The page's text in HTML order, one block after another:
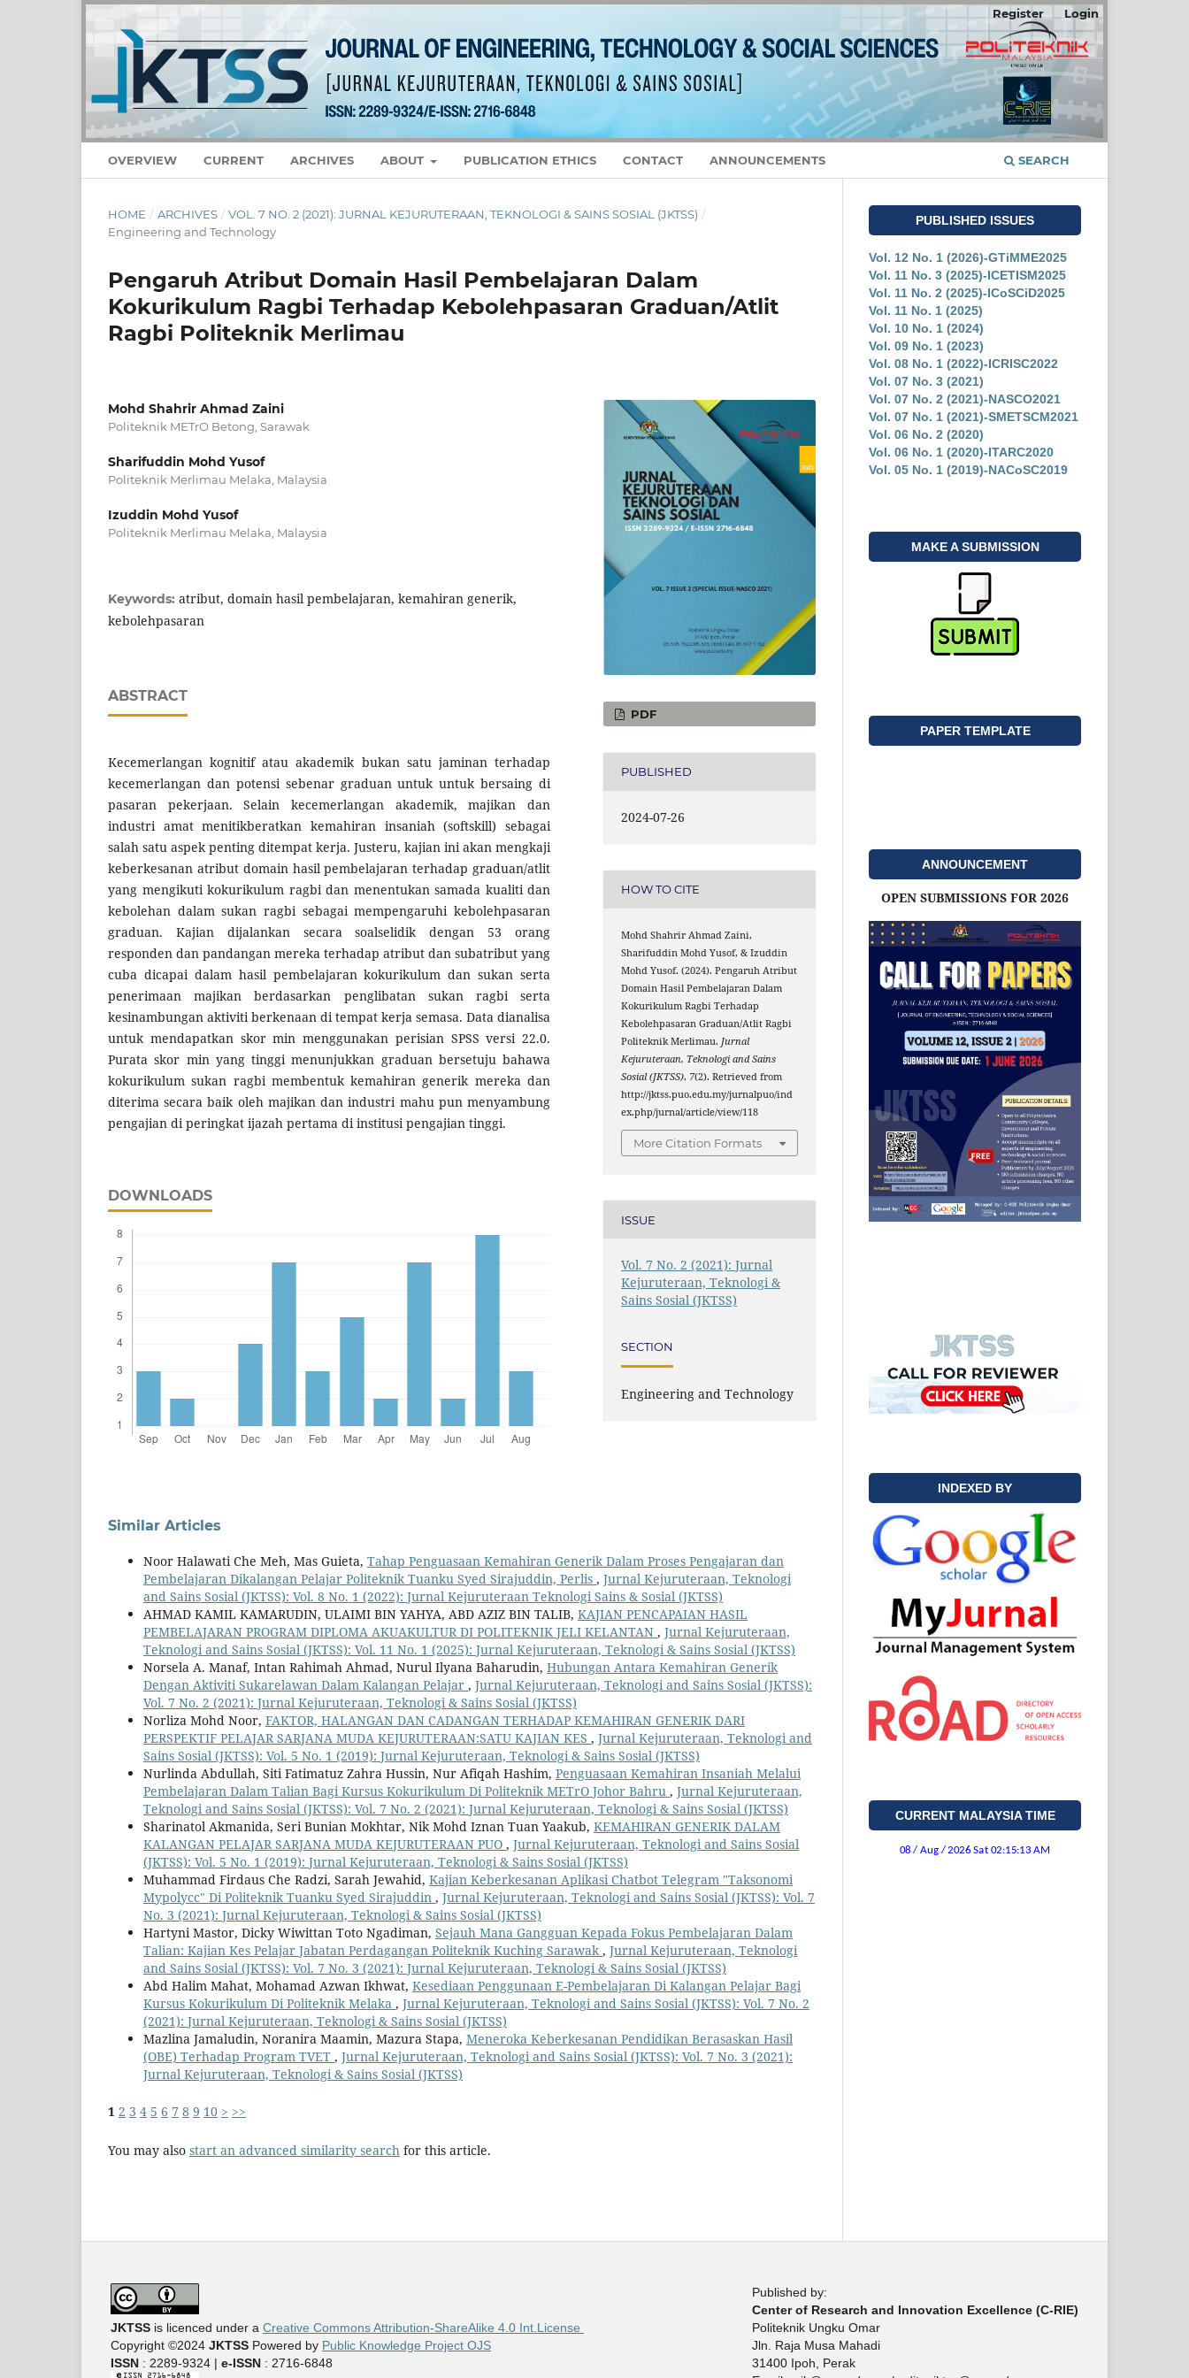
OVERVIEW CURRENT ARCHIVES ABOUT PUBLICATION ETHICS CONTACT ANNOUNCEMENTS SEARCH
Register Login
HOME / ARCHIVES / VOL. 7 NO. 2 (2021): JURNAL KEJURUTERAAN, TEKNOLOGI & SAINS SOSIAL (JKTSS) /
Engineering and Technology
Pengaruh Atribut Domain Hasil Pembelajaran Dalam
Kokurikulum Ragbi Terhadap Kebolehpasaran Graduan/Atlit
Ragbi Politeknik Merlimau
Mohd Shahrir Ahmad Zaini
Politeknik METrO Betong, Sarawak
Sharifuddin Mohd Yusof
Politeknik Merlimau Melaka, Malaysia
Izuddin Mohd Yusof
Politeknik Merlimau Melaka, Malaysia
Keywords: atribut, domain hasil pembelajaran, kemahiran generik,
kebolehpasaran
ABSTRACT
Kecemerlangan kognitif atau akademik bukan satu jaminan terhadap
kecemerlangan dan potensi sebenar graduan untuk untuk bersaing di
pasaran pekerjaan. Selain kecemerlangan akademik, majikan dan
industri amat menitikberatkan kemahiran insaniah (softskill) sebagai
salah satu aspek penting ditempat kerja. Justeru, kajian ini akan mengkaji
keberkesanan atribut domain hasil pembelajaran terhadap graduan/atlit
yang mengikuti kokurikulum ragbi dan menentukan samada kualiti dan
kebolehan dalam sukan ragbi sebagai mempengaruhi kebolehpasaran
graduan. Kajian dijalankan secara soalselidik dengan 53 orang
responden dan pandangan mereka terhadap atribut dan subatribut yang
cuba dicapai dalam hasil pembelajaran kokurikulum dan sukan serta
penerimaan majikan berdasarkan penglibatan sukan ragbi serta
kesinambungan aktiviti berkenaan di tempat kerja semasa. Data dianalisa
untuk mendapatkan skor min menggunakan perisian SPSS versi 22.0.
Purata skor min yang tinggi menunjukkan graduan bersetuju bahawa
kokurikulum sukan ragbi membentuk kemahiran generik mereka dan
diterima secara baik oleh majikan dan industri mahu pun menyambung
pengajian di peringkat ijazah pertama di institusi pengajian tinggi.
DOWNLOADS
PDF
PUBLISHED
2024-07-26
HOW TO CITE
Mohd Shahrir Ahmad Zaini,
Sharifuddin Mohd Yusof, & Izuddin
Mohd Yusof. (2024). Pengaruh Atribut
Domain Hasil Pembelajaran Dalam
Kokurikulum Ragbi Terhadap
Kebolehpasaran Graduan/Atlit Ragbi
Politeknik Merlimau. Jurnal
Kejuruteraan, Teknologi and Sains
Sosial (JKTSS), 7(2). Retrieved from
http://jktss.puo.edu.my/jurnalpuo/ind
ex.php/jurnal/article/view/118
More Citation Formats
ISSUE
Vol. 7 No. 2 (2021): Jurnal
Kejuruteraan, Teknologi &
Sains Sosial (JKTSS)
SECTION
Engineering and Technology
Similar Articles
Noor Halawati Che Meh, Mas Guieta, Tahap Penguasaan Kemahiran Generik Dalam Proses Pengajaran dan
Pembelajaran Dikalangan Pelajar Politeknik Tuanku Syed Sirajuddin, Perlis , Jurnal Kejuruteraan, Teknologi
and Sains Sosial (JKTSS): Vol. 8 No. 1 (2022): Jurnal Kejuruteraan Teknologi Sains & Sosial (JKTSS)
AHMAD KAMIL KAMARUDIN, ULAIMI BIN YAHYA, ABD AZIZ BIN TALIB, KAJIAN PENCAPAIAN HASIL
PEMBELAJARAN PROGRAM DIPLOMA AKUAKULTUR DI POLITEKNIK JELI KELANTAN , Jurnal Kejuruteraan,
Teknologi and Sains Sosial (JKTSS): Vol. 11 No. 1 (2025): Jurnal Kejuruteraan, Teknologi & Sains Sosial (JKTSS)
Norsela A. Manaf, Intan Rahimah Ahmad, Nurul Ilyana Baharudin, Hubungan Antara Kemahiran Generik
Dengan Aktiviti Sukarelawan Dalam Kalangan Pelajar , Jurnal Kejuruteraan, Teknologi and Sains Sosial (JKTSS):
Vol. 7 No. 2 (2021): Jurnal Kejuruteraan, Teknologi & Sains Sosial (JKTSS)
Norliza Mohd Noor, FAKTOR, HALANGAN DAN CADANGAN TERHADAP KEMAHIRAN GENERIK DARI
PERSPEKTIF PELAJAR SARJANA MUDA KEJURUTERAAN:SATU KAJIAN KES , Jurnal Kejuruteraan, Teknologi and
Sains Sosial (JKTSS): Vol. 5 No. 1 (2019): Jurnal Kejuruteraan, Teknologi & Sains Sosial (JKTSS)
Nurlinda Abdullah, Siti Fatimatuz Zahra Hussin, Nur Afiqah Hashim, Penguasaan Kemahiran Insaniah Melalui
Pembelajaran Dalam Talian Bagi Kursus Kokurikulum Di Politeknik METrO Johor Bahru , Jurnal Kejuruteraan,
Teknologi and Sains Sosial (JKTSS): Vol. 7 No. 2 (2021): Jurnal Kejuruteraan, Teknologi & Sains Sosial (JKTSS)
Sharinatol Akmanida, Seri Bunian Mokhtar, Nik Mohd Iznan Tuan Yaakub, KEMAHIRAN GENERIK DALAM
KALANGAN PELAJAR SARJANA MUDA KEJURUTERAAN PUO , Jurnal Kejuruteraan, Teknologi and Sains Sosial
(JKTSS): Vol. 5 No. 1 (2019): Jurnal Kejuruteraan, Teknologi & Sains Sosial (JKTSS)
Muhammad Firdaus Che Radzi, Sarah Jewahid, Kajian Keberkesanan Aplikasi Chatbot Telegram "Taksonomi
Mypolycc" Di Politeknik Tuanku Syed Sirajuddin , Jurnal Kejuruteraan, Teknologi and Sains Sosial (JKTSS): Vol. 7
No. 3 (2021): Jurnal Kejuruteraan, Teknologi & Sains Sosial (JKTSS)
Hartyni Mastor, Dicky Wiwittan Toto Ngadiman, Sejauh Mana Gangguan Kepada Fokus Pembelajaran Dalam
Talian: Kajian Kes Pelajar Jabatan Perdagangan Politeknik Kuching Sarawak , Jurnal Kejuruteraan, Teknologi
and Sains Sosial (JKTSS): Vol. 7 No. 3 (2021): Jurnal Kejuruteraan, Teknologi & Sains Sosial (JKTSS)
Abd Halim Mahat, Mohamad Azwan Ikhwat, Kesediaan Penggunaan E-Pembelajaran Di Kalangan Pelajar Bagi
Kursus Kokurikulum Di Politeknik Melaka , Jurnal Kejuruteraan, Teknologi and Sains Sosial (JKTSS): Vol. 7 No. 2
(2021): Jurnal Kejuruteraan, Teknologi & Sains Sosial (JKTSS)
Mazlina Jamaludin, Noranira Maamin, Mazura Stapa, Meneroka Keberkesanan Pendidikan Berasaskan Hasil
(OBE) Terhadap Program TVET , Jurnal Kejuruteraan, Teknologi and Sains Sosial (JKTSS): Vol. 7 No. 3 (2021):
Jurnal Kejuruteraan, Teknologi & Sains Sosial (JKTSS)
1 2 3 4 5 6 7 8 9 10 > >>
You may also start an advanced similarity search for this article.
PUBLISHED ISSUES
Vol. 12 No. 1 (2026)-GTiMME2025
Vol. 11 No. 3 (2025)-ICETISM2025
Vol. 11 No. 2 (2025)-ICoSCiD2025
Vol. 11 No. 1 (2025)
Vol. 10 No. 1 (2024)
Vol. 09 No. 1 (2023)
Vol. 08 No. 1 (2022)-ICRISC2022
Vol. 07 No. 3 (2021)
Vol. 07 No. 2 (2021)-NASCO2021
Vol. 07 No. 1 (2021)-SMETSCM2021
Vol. 06 No. 2 (2020)
Vol. 06 No. 1 (2020)-ITARC2020
Vol. 05 No. 1 (2019)-NACoSC2019
MAKE A SUBMISSION
PAPER TEMPLATE
ANNOUNCEMENT
OPEN SUBMISSIONS FOR 2026
INDEXED BY
CURRENT MALAYSIA TIME
JKTSS is licenced under a Creative Commons Attribution-ShareAlike 4.0 Int.License
Copyright ©2024 JKTSS Powered by Public Knowledge Project OJS
ISSN : 2289-9324 | e-ISSN : 2716-6848
Published by:
Center of Research and Innovation Excellence (C-RIE)
Politeknik Ungku Omar
Jln. Raja Musa Mahadi
31400 Ipoh, Perak